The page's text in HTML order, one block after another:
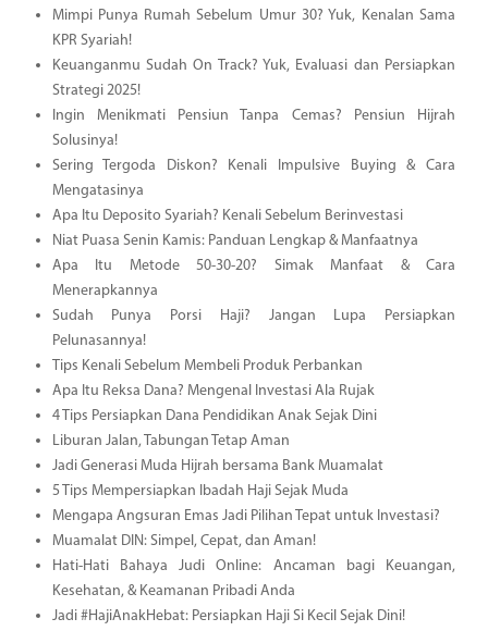
Mimpi Punya Rumah Sebelum Umur 30? Yuk, Kenalan Sama
KPR Syariah!
Keuanganmu Sudah On Track? Yuk, Evaluasi dan Persiapkan
Strategi 2025!
Ingin Menikmati Pensiun Tanpa Cemas? Pensiun Hijrah
Solusinya!
Sering Tergoda Diskon? Kenali Impulsive Buying & Cara
Mengatasinya
Apa Itu Deposito Syariah? Kenali Sebelum Berinvestasi
Niat Puasa Senin Kamis: Panduan Lengkap & Manfaatnya
Apa Itu Metode 50-30-20? Simak Manfaat & Cara
Menerapkannya
Sudah Punya Porsi Haji? Jangan Lupa Persiapkan
Pelunasannya!
Tips Kenali Sebelum Membeli Produk Perbankan
Apa Itu Reksa Dana? Mengenal Investasi Ala Rujak
4 Tips Persiapkan Dana Pendidikan Anak Sejak Dini
Liburan Jalan, Tabungan Tetap Aman
Jadi Generasi Muda Hijrah bersama Bank Muamalat
5 Tips Mempersiapkan Ibadah Haji Sejak Muda
Mengapa Angsuran Emas Jadi Pilihan Tepat untuk Investasi?
Muamalat DIN: Simpel, Cepat, dan Aman!
Hati-Hati Bahaya Judi Online: Ancaman bagi Keuangan,
Kesehatan, & Keamanan Pribadi Anda
Jadi #HajiAnakHebat: Persiapkan Haji Si Kecil Sejak Dini!